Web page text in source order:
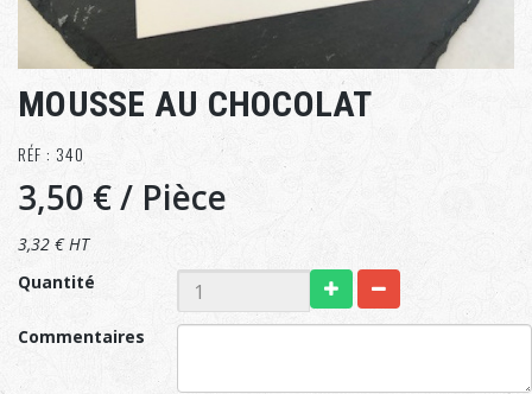
MOUSSE AU CHOCOLAT
RÉF : 340
3,50 €/ Pièce
3,32 € HT
Quantité
Commentaires